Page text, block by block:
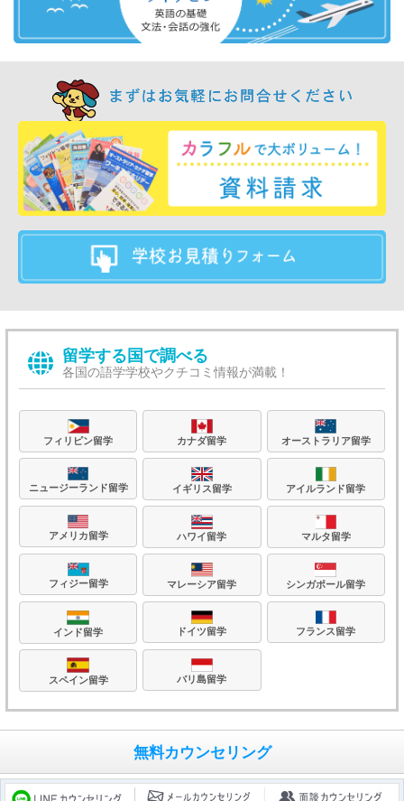
留学する国で調べる
各国の語学学校やクチコミ情報が満載！
フィリピン留学 カナダ留学 オーストラリア留学
ニュージーランド留学 イギリス留学 アイルランド留学
アメリカ留学 ハワイ留学 マルタ留学
フィジー留学 マレーシア留学 シンガポール留学
インド留学 ドイツ留学 フランス留学
スペイン留学 バリ島留学
無料カウンセリング